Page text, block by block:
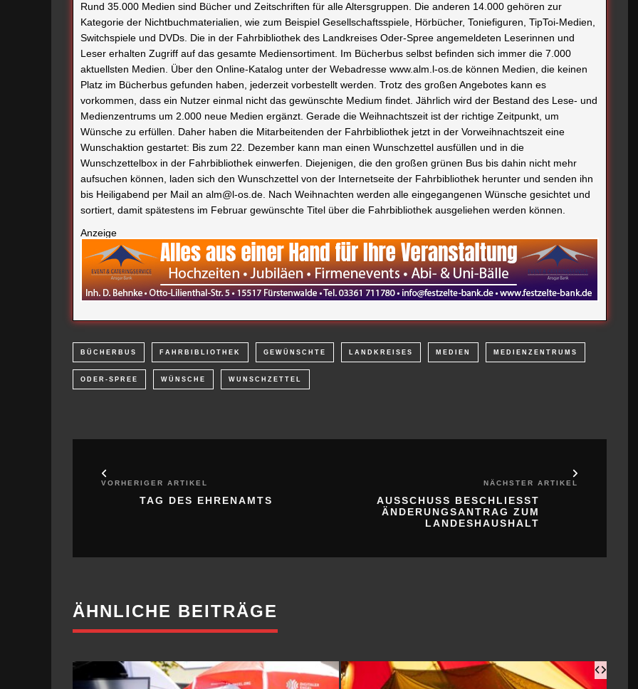
Rund 35.000 Medien sind Bücher und Zeitschriften für alle Altersgruppen. Die anderen 14.000 gehören zur
Kategorie der Nichtbuchmaterialien, wie zum Beispiel Gesellschaftsspiele, Hörbücher, Toniefiguren, TipToi-Medien,
Switchspiele und DVDs. Die in der Fahrbibliothek des Landkreises Oder-Spree angemeldeten Leserinnen und
Leser erhalten Zugriff auf das gesamte Mediensortiment. Im Bücherbus selbst befinden sich immer die 7.000
aktuellsten Medien. Über den Online-Katalog unter der Webadresse www.alm.l-os.de können Medien, die keinen
Platz im Bücherbus gefunden haben, jederzeit vorbestellt werden. Trotz des großen Angebotes kann es
vorkommen, dass ein Nutzer einmal nicht das gewünschte Medium findet. Jährlich wird der Bestand des Lese- und
Medienzentrums um 2.000 neue Medien ergänzt. Gerade die Weihnachtszeit ist der richtige Zeitpunkt, um
Wünsche zu erfüllen. Daher haben die Mitarbeitenden der Fahrbibliothek jetzt in der Vorweihnachtszeit eine
Wunschaktion gestartet: Bis zum 22. Dezember kann man einen Wunschzettel ausfüllen und in die
Wunschzettelbox in der Fahrbibliothek einwerfen. Diejenigen, die den großen grünen Bus bis dahin nicht mehr
aufsuchen können, laden sich den Wunschzettel von der Internetseite der Fahrbibliothek herunter und senden ihn
bis Heiligabend per Mail an alm@l-os.de. Nach Weihnachten werden alle eingegangenen Wünsche gesichtet und
sortiert, damit spätestens im Februar gewünschte Titel über die Fahrbibliothek ausgeliehen werden können.
Anzeige
FAHRBIBLIOTHEK GEWÜNSCHTE LANDKREISES MEDIEN MEDIENZENTRUMS